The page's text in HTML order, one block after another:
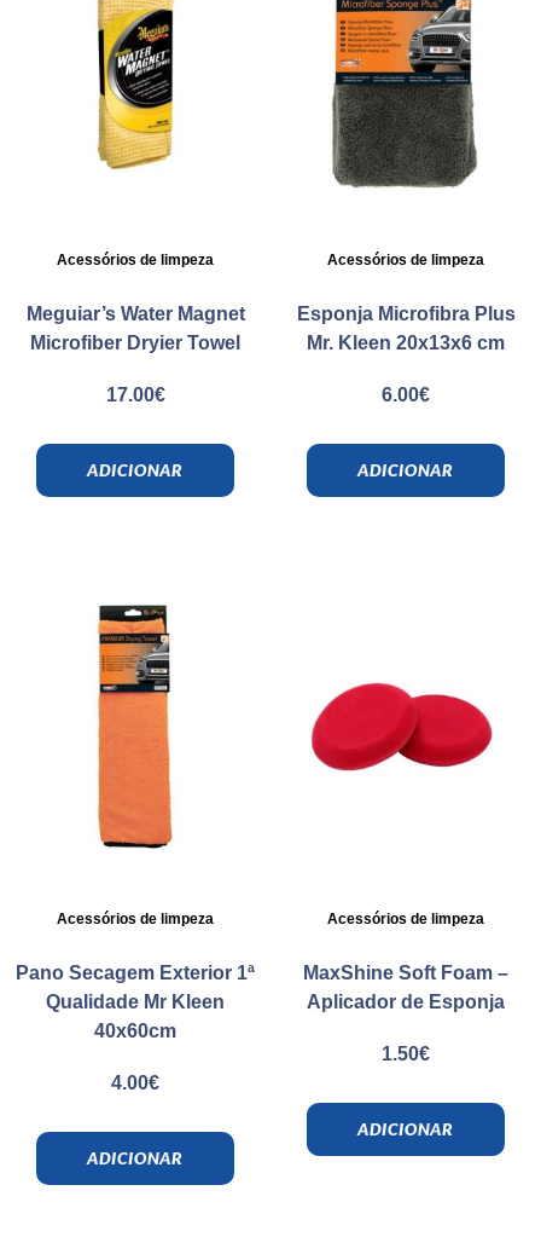
Acessórios de limpeza
Meguiar’s Water Magnet
Microfiber Dryier Towel
17.00€
ADICIONAR
Acessórios de limpeza
Esponja Microfibra Plus
Mr. Kleen 20x13x6 cm
6.00€
ADICIONAR
Acessórios de limpeza
Pano Secagem Exterior 1ª
Qualidade Mr Kleen
40x60cm
4.00€
ADICIONAR
Acessórios de limpeza
MaxShine Soft Foam –
Aplicador de Esponja
1.50€
ADICIONAR